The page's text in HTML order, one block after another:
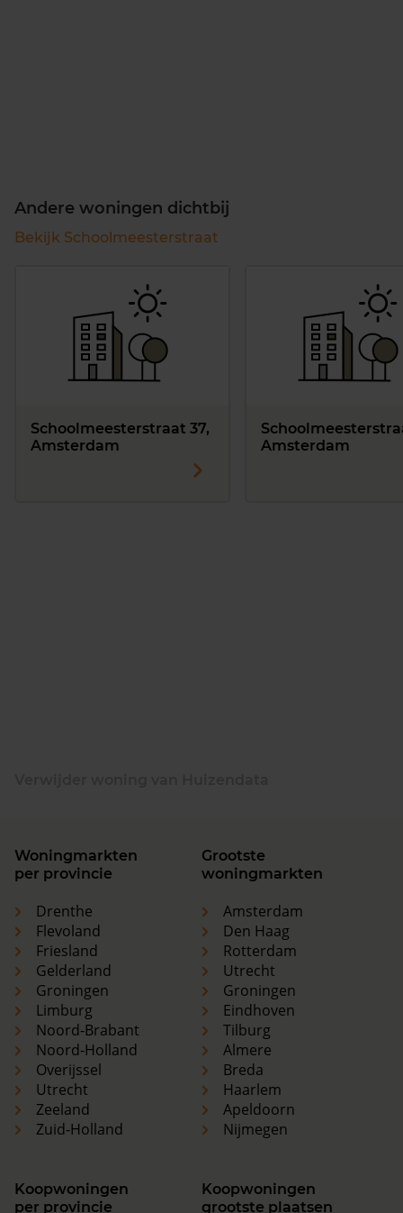
Andere woningen dichtbij
Bekijk Schoolmeesterstraat
Schoolmeesterstraat 37,
Amsterdam
Amsterdam
Woningmarkten
per provincie
Drenthe
Flevoland
Friesland
Gelderland
Groningen
Limburg
Noord-Brabant
Noord-Holland
Overijssel
Utrecht
Zeeland
Zuid-Holland
Grootste
woningmarkten
Amsterdam
Den Haag
Rotterdam
Utrecht
Groningen
Eindhoven
Tilburg
Almere
Breda
Haarlem
Apeldoorn
Nijmegen
Koopwoningen
per provincie
Koopwoningen
grootste plaatsen